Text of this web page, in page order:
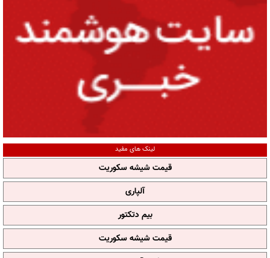
لینک های مفید
قیمت شیشه سکوریت
آلپاری
بیم دتکتور
قیمت شیشه سکوریت